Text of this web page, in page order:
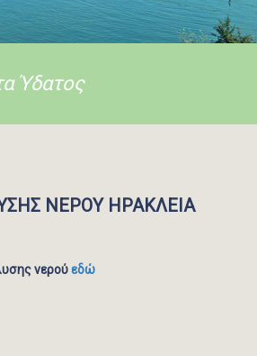
Ύδατος
ΝΕΡΟΥ ΗΡΑΚΛΕΙΑ
νερούεδώ